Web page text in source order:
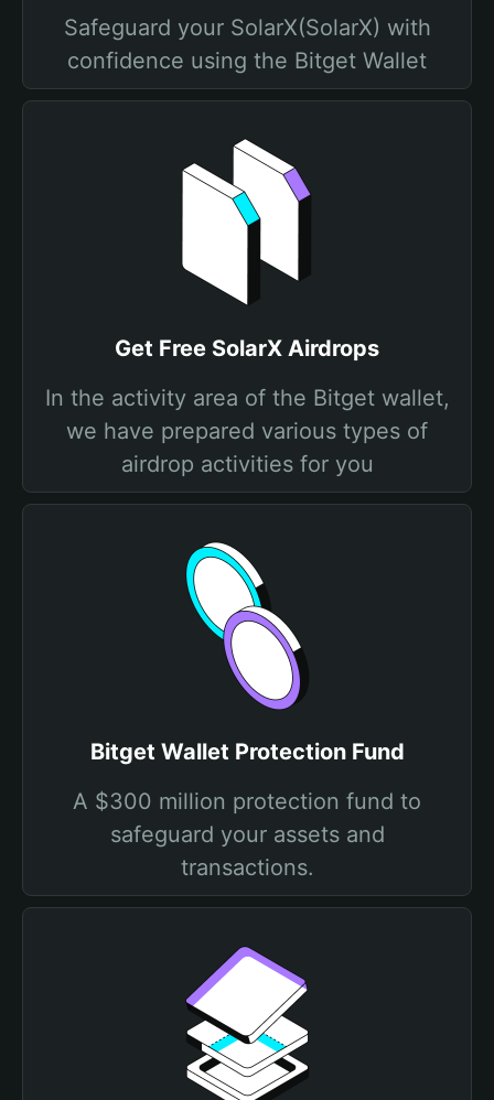
Safeguard your SolarX(SolarX) with
confidence using the Bitget Wallet
Get Free SolarX Airdrops
In the activity area of the Bitget wallet,
we have prepared various types of
airdrop activities for you
Bitget Wallet Protection Fund
A $300 million protection fund to
safeguard your assets and
transactions.